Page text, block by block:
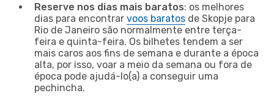
Reserve nos dias mais baratos: os melhores
dias para encontrar voos baratos de Skopje para
Rio de Janeiro são normalmente entre terça-
feira e quinta-feira. Os bilhetes tendem a ser
mais caros aos fins de semana e durante a época
alta, por isso, voar a meio da semana ou fora de
época pode ajudá-lo(a) a conseguir uma
pechincha.